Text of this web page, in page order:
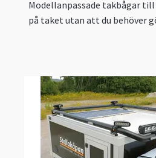
Modellanpassade takbågar till
på taket utan att du behöver